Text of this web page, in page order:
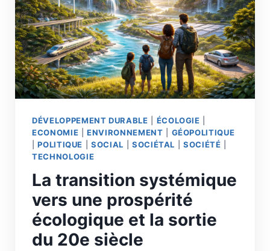
DÉVELOPPEMENT DURABLE ÉCOLOGIE
ECONOMIE |ENVIRONNEMENT
GÉOPOLITIQUE
|POLITIQUE |SOCIAL SOCIÉTAL |SOCIÉTÉ
TECHNOLOGIE
La transition systémique
vers une prospérité
écologique et la sortie
du 20e siècle